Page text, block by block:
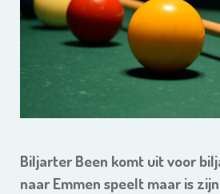
Biljarter Been komt uit voor
naar Emmen speelt maar is